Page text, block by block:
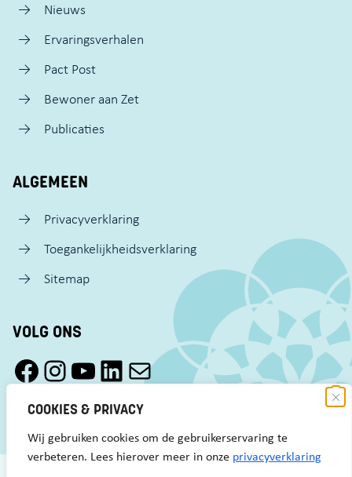
COOKIES & PRIVACY
Wij gebruiken cookies om de gebruikerservaring te
verbeteren. Lees hierover meer in onze privacyverklaring
Nieuws
Ervaringsverhalen
Pact Post
Bewoner aan Zet
Publicaties
ALGEMEEN
Privacyverklaring
Toegankelijkheidsverklaring
Sitemap
VOLG ONS
Facebook Pact Zaandam OostInstagram Pact Zaandam OostYouTube Pact Zaandam OostLinkedIn
Mail